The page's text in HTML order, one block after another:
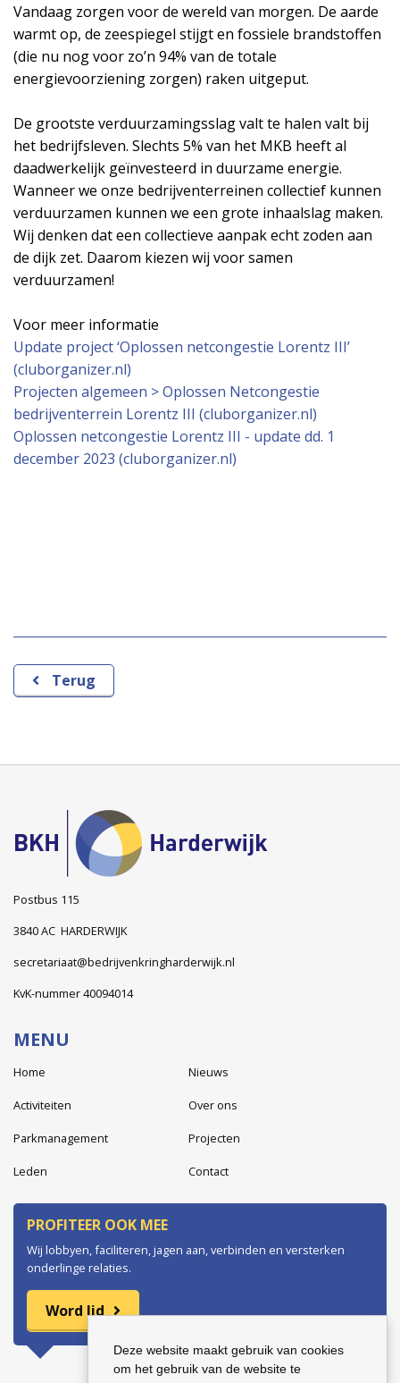
Deze website maakt gebruik van cookies
om het gebruik van de website te
Vandaag zorgen voor de wereld van morgen. De aarde
warmt op, de zeespiegel stijgt en fossiele brandstoffen
(die nu nog voor zo’n 94% van de totale
energievoorziening zorgen) raken uitgeput.
De grootste verduurzamingsslag valt te halen valt bij
het bedrijfsleven. Slechts 5% van het MKB heeft al
daadwerkelijk geïnvesteerd in duurzame energie.
Wanneer we onze bedrijventerreinen collectief kunnen
verduurzamen kunnen we een grote inhaalslag maken.
Wij denken dat een collectieve aanpak echt zoden aan
de dijk zet. Daarom kiezen wij voor samen
verduurzamen!
Voor meer informatie
Update project ‘Oplossen netcongestie Lorentz III’
(cluborganizer.nl)
Projecten algemeen > Oplossen Netcongestie
bedrijventerrein Lorentz III (cluborganizer.nl)
Oplossen netcongestie Lorentz III - update dd. 1
december 2023 (cluborganizer.nl)
Terug
Postbus 115
3840 AC HARDERWIJK
secretariaat@bedrijvenkringharderwijk.nl
KvK-nummer 40094014
MENU
Home Nieuws
Activiteiten Over ons
Parkmanagement Projecten
Leden Contact
PROFITEER OOK MEE
Wij lobbyen, faciliteren, jagen aan, verbinden en versterken
onderlinge relaties.
Word lid